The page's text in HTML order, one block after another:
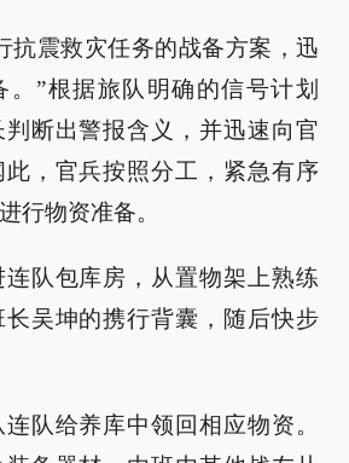
抗震救灾任务的战备方案，迅
。”根据旅队明确的信号计划
断出警报含义，并迅速向官
，官兵按照分工，紧急有序
行物资准备。
队包库房，从置物架上熟练
吴坤的携行背囊，随后快步
队给养库中领回相应物资。